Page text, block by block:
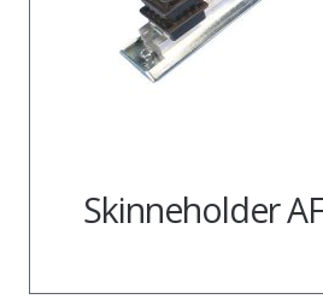
Skinneholder